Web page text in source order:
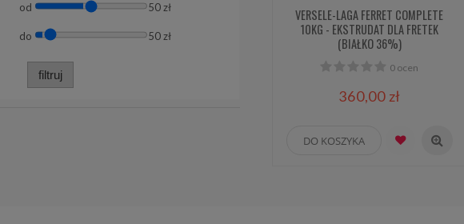
od 50 zł
do 50 zł
filtruj
VERSELE-LAGA FERRET COMPLETE
10KG - EKSTRUDAT DLA FRETEK
(BIAŁKO 36%)
0 ocen
360,00 zł
DO KOSZYKA